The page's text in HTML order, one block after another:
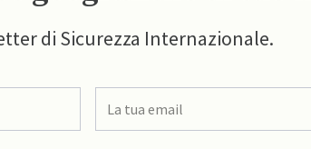
di Sicurezza Internazionale.